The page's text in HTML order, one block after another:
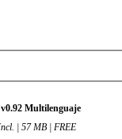
Multilenguaje
| 57 MB | FREE